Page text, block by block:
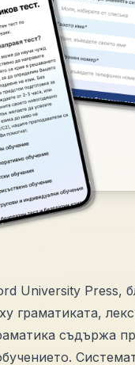
University Press,
граматиката,
съдържа